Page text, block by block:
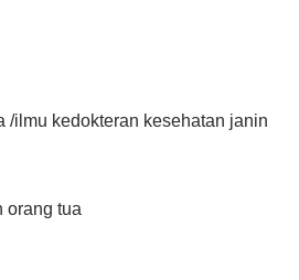
/ilmu kedokteran kesehatan janin
orang tua